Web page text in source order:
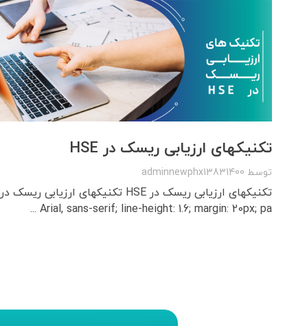
تکنیکهای ارزیابی ریسک در HSE
توسط adminnewphx13831400
Arial, sans-serif; line-height: 1.6; margin: 20px; pa ...